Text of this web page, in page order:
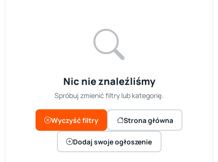
Nic nie znaleźliśmy
Spróbuj zmienić filtry lub kategorię.
Wyczyść filtry Strona główna
Dodaj swoje ogłoszenie